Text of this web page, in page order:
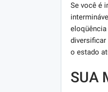
Se você é
diversificar
o estado
SUA